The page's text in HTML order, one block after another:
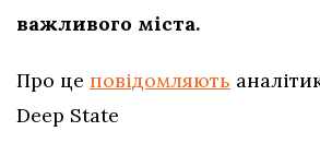
важливого міста.
Про це повідомляють
Deep State